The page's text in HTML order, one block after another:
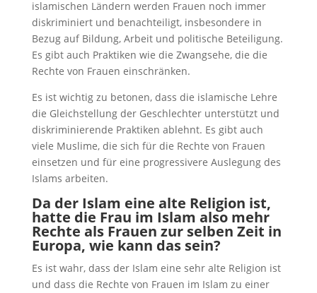
islamischen Ländern werden Frauen noch immer
diskriminiert und benachteiligt, insbesondere in
Bezug auf Bildung, Arbeit und politische Beteiligung.
Es gibt auch Praktiken wie die Zwangsehe, die die
Rechte von Frauen einschränken.
Es ist wichtig zu betonen, dass die islamische Lehre
die Gleichstellung der Geschlechter unterstützt und
diskriminierende Praktiken ablehnt. Es gibt auch
viele Muslime, die sich für die Rechte von Frauen
einsetzen und für eine progressivere Auslegung des
Islams arbeiten.
Da der Islam eine alte Religion ist,
hatte die Frau im Islam also mehr
Rechte als Frauen zur selben Zeit in
Europa, wie kann das sein?
Es ist wahr, dass der Islam eine sehr alte Religion ist
und dass die Rechte von Frauen im Islam zu einer